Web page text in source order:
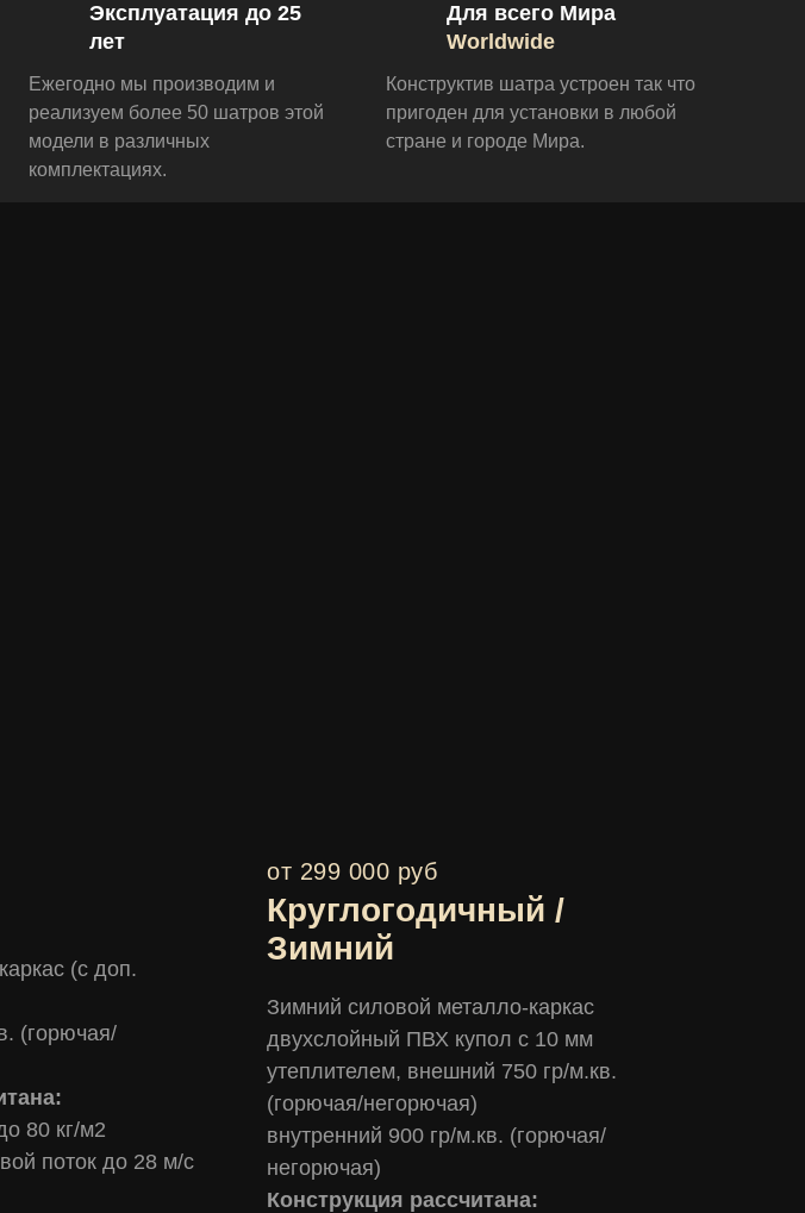
Эксплуатация до 25
лет
Ежегодно мы производим и
реализуем более 50 шатров этой
модели в различных
комплектациях.
Для всего Мира
Worldwide
Конструктив шатра устроен так что
пригоден для установки в любой
стране и городе Мира.
(с доп.
(горючая/
80 кг/м2
поток до 28 м/с
от 299 000 руб
Круглогодичный /
Зимний
Зимний силовой металло-каркас
двухслойный ПВХ купол с 10 мм
утеплителем, внешний 750 гр/м.кв.
(горючая/негорючая)
внутренний 900 гр/м.кв. (горючая/
негорючая)
Конструкция рассчитана: